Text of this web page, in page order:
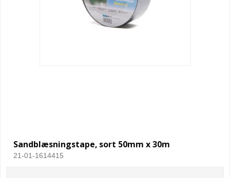
Sandblæsningstape, sort 50mm x 30m
21-01-1614415